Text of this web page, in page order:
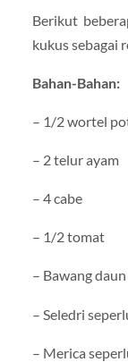
Berikut
kukus sebagai
Bahan-Bahan:
– 1/2 wortel
– 2 telur ayam
– 4 cabe
– 1/2 tomat
– Bawang daun
– Seledri
– Merica